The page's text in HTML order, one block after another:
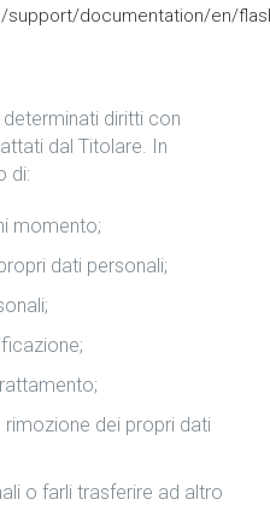
documentation/en/
diritti con
dal Titolare. In
di:
momento;
dati personali;
dei propri dati
o farli trasferire ad altro